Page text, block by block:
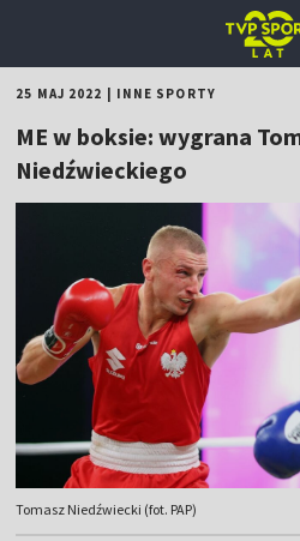
25 MAJ 2022 INNE SPORTY
ME w boksie: wygrana
Niedźwieckiego
Tomasz Niedźwiecki (fot. PAP)